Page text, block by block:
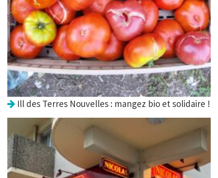
Ill des Terres Nouvelles : mangez bio et solidaire !